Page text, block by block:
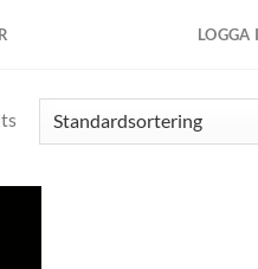
LOGGA